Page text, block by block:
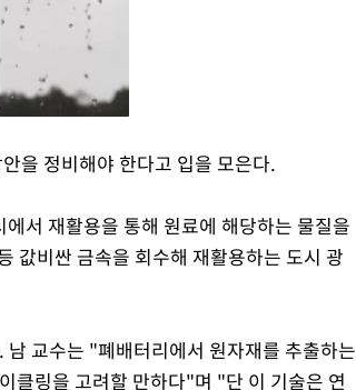
을 정비해야 한다고 입을 모은다.
서 재활용을 통해 원료에 해당하는 물질을
값비싼 금속을 회수해 재활용하는 도시 광
교수는 "폐배터리에서 원자재를 추출하는
클링을 고려할 만하다"며 "단 이 기술은 연